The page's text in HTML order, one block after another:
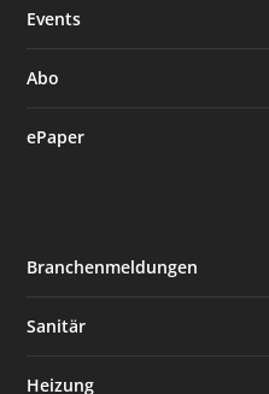
Events
Abo
ePaper
Branchenmeldungen
Sanitär
Heizung